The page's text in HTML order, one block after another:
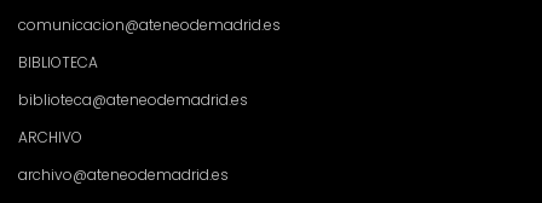
comunicacion@ateneodemadrid.es
BIBLIOTECA
biblioteca@ateneodemadrid.es
ARCHIVO
archivo@ateneodemadrid.es